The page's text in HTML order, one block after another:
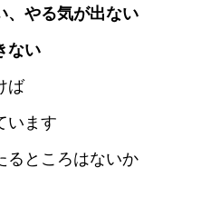
、やる気が出ない
ない
ば
います
るところはないか